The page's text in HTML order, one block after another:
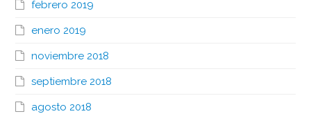
febrero 2019
enero 2019
noviembre 2018
septiembre 2018
agosto 2018